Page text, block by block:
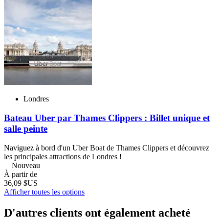
Londres
Bateau Uber par Thames Clippers : Billet unique et
salle peinte
Naviguez à bord d'un Uber Boat de Thames Clippers et découvrez
les principales attractions de Londres !
Nouveau
À partir de
36,09 $US
Afficher toutes les options
D'autres clients ont également acheté